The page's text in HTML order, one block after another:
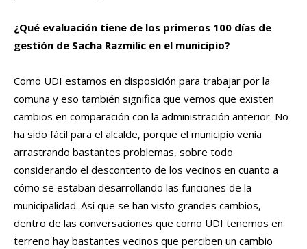
¿Qué evaluación tiene de los primeros 100 días de
gestión de Sacha Razmilic en el municipio?
Como UDI estamos en disposición para trabajar por la
comuna y eso también significa que vemos que existen
cambios en comparación con la administración anterior. No
ha sido fácil para el alcalde, porque el municipio venía
arrastrando bastantes problemas, sobre todo
considerando el descontento de los vecinos en cuanto a
cómo se estaban desarrollando las funciones de la
municipalidad. Así que se han visto grandes cambios,
dentro de las conversaciones que como UDI tenemos en
terreno hay bastantes vecinos que perciben un cambio